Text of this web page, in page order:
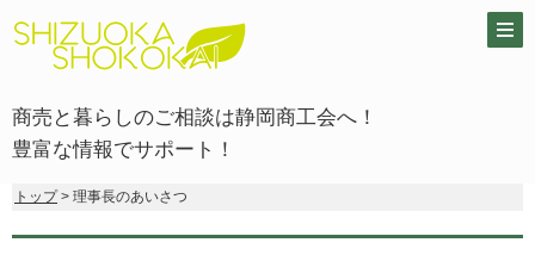
商売と暮らしのご相談は静岡商工会へ！
豊富な情報でサポート！
トップ> 理事長のあいさつ